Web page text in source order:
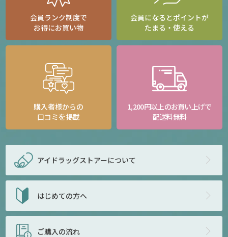
会員ランク制度で
お得にお買い物
会員になるとポイントが
たまる・使える
購入者様からの
口コミを掲載
1,200円以上のお買い上げで
配送料無料
アイドラッグストアーについて
はじめての方へ
ご購入の流れ